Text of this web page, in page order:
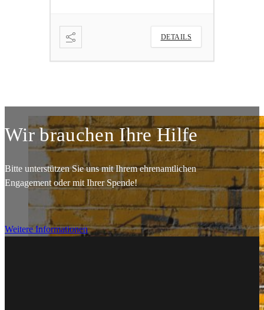
DETAILS
Wir brauchen Ihre Hilfe
Bitte unterstützen Sie uns mit Ihrem ehrenamtlichen
Engagement oder mit Ihrer Spende!
Weitere Informationen